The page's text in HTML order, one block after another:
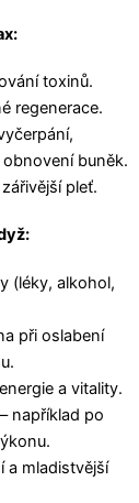
toxinů.
regenerace.
buněk.
pleť.
(léky, alkohol,
při oslabení
a vitality.
například po
a mladistvější